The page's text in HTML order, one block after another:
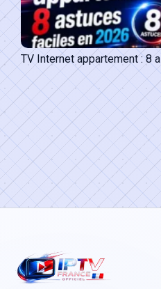
TV Internet appartement : 8